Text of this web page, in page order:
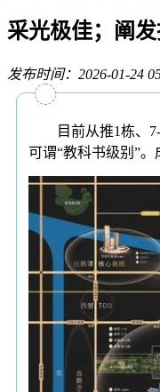
采光极佳；阐
发布时间：2026-01-24
目前从推1栋、7-
可谓“教科书级别”。